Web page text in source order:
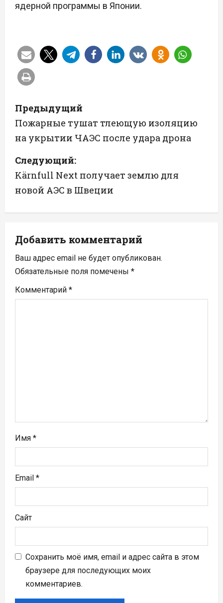
ядерной программы в Японии.
Н
а
в
и
г
а
и
я
п
я
Предыдущий
Пожарные тушат тлеющую изоляцию
на укрытии ЧАЭС после удара дрона
Следующий:
Kärnfull Next получает землю для
новой АЭС в Швеции
Добавить комментарий
Ваш адрес email не будет опубликован.
Обязательные поля помечены *
Комментарий *
Имя *
Email *
Сайт
Сохранить моё имя, email и адрес сайта в этом
браузере для последующих моих
комментариев.